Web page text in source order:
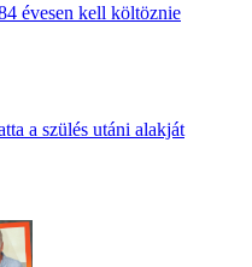
évesen kell költöznie
a szülés utáni alakját